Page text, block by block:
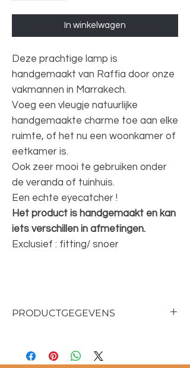
In winkelwagen
Deze prachtige lamp is
handgemaakt van Raffia door onze
vakmannen in Marrakech.
Voeg een vleugje natuurlijke
handgemaakte charme toe aan elke
ruimte, of het nu een woonkamer of
eetkamer is.
Ook zeer mooi te gebruiken onder
de veranda of tuinhuis.
Een echte eyecatcher !
Het product is handgemaakt en kan
iets verschillen in afmetingen.
Exclusief : fitting/ snoer
PRODUCTGEGEVENS
Kleur : naturel
Afmetingen :